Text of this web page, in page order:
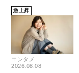
急上昇
エンタメ
2026.08.08